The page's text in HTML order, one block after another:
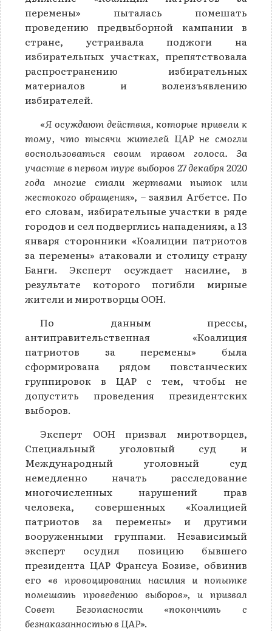
перемены» пыталась помешать
проведению предвыборной кампании в
стране, устраивала поджоги на
избирательных участках, препятствовала
распространению избирательных
материалов и волеизъявлению
избирателей.
«Я осуждают действия, которые привели к
тому, что тысячи жителей ЦАР не смогли
воспользоваться своим правом голоса. За
участие в первом туре выборов 27 декабря 2020
года многие стали жертвами пыток или
жестокого обращения», – заявил Агбетсе. По
его словам, избирательные участки в ряде
городов и сел подверглись нападениям, а 13
января сторонники «Коалиции патриотов
за перемены» атаковали и столицу страну
Банги. Эксперт осуждает насилие, в
результате которого погибли мирные
жители и миротворцы ООН.
По данным прессы,
антиправительственная «Коалиция
патриотов за перемены» была
сформирована рядом повстанческих
группировок в ЦАР с тем, чтобы не
допустить проведения президентских
выборов.
Эксперт ООН призвал миротворцев,
Специальный уголовный суд и
Международный уголовный суд
немедленно начать расследование
многочисленных нарушений прав
человека, совершенных «Коалицией
патриотов за перемены» и другими
вооруженными группами. Независимый
эксперт осудил позицию бывшего
президента ЦАР Франсуа Бозизе, обвинив
его «в провоцировании насилия и попытке
помешать проведению выборов», и призвал
Совет Безопасности «покончить с
безнаказанностью в ЦАР».